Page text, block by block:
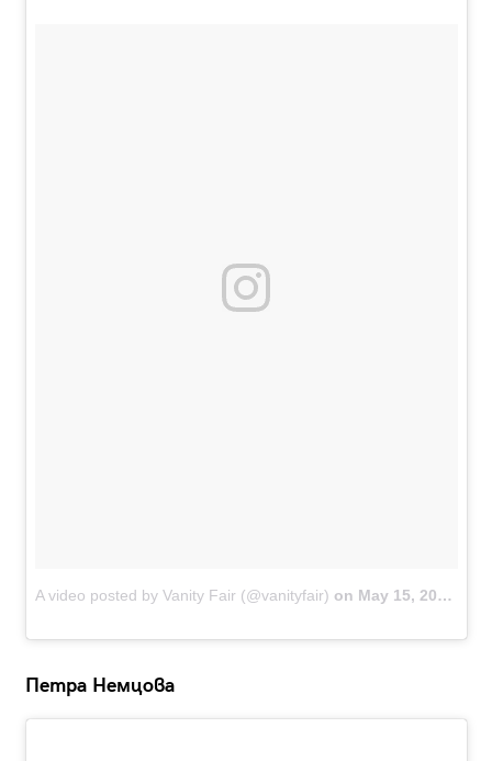
A video posted by Vanity Fair (@vanityfair) on May 15, 2016 at 4:41am PDT
Петра Немцова